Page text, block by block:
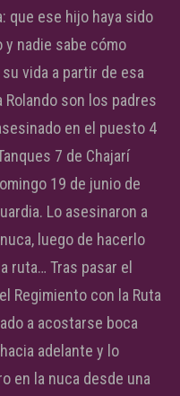
que ese hijo haya sido
y nadie sabe cómo
vida a partir de esa
Rolando son los padres
en el puesto 4
7 de Chajarí
19 de junio de
Lo asesinaron a
luego de hacerlo
ruta… Tras pasar el
Regimiento con la Ruta
a acostarse boca
adelante y lo
en la nuca desde una